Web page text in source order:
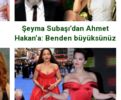
Şeyma Subaşı’dan Ahmet
Hakan’a: Benden büyüksünüz
ama…